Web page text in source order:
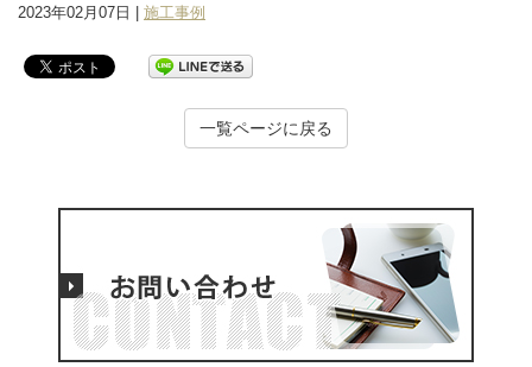
2023年02月07日 | 施工事例
一覧ページに戻る